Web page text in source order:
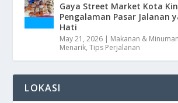
Gaya Street Market Kota
Pengalaman Pasar Jalanan
Hati
May 21, 2026 | Makanan & Minuman
Menarik,Tips Perjalanan
LOKASI